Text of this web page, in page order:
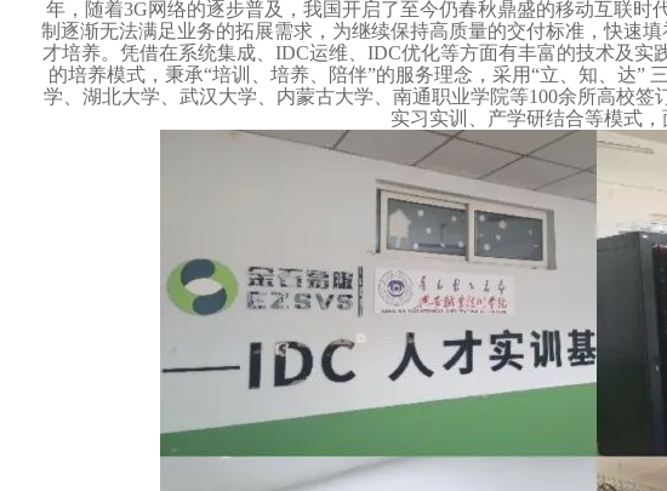
年，随着3G网络的逐步普及，我国开启了至今仍春秋鼎盛的移动互联
制逐渐无法满足业务的拓展需求，为继续保持高质量的交付标准，快速
才培养。凭借在系统集成、IDC运维、IDC优化等方面有丰富的技术及
的培养模式，秉承“培训、培养、陪伴”的服务理念，采用“立、知、达
学、湖北大学、武汉大学、内蒙古大学、南通职业学院等100余所高校
实习实训、产学研结合等模式